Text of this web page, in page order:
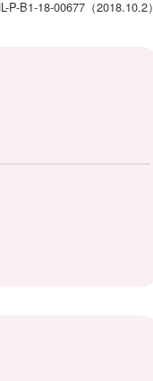
P-B1-18-00677（2018.10.2）